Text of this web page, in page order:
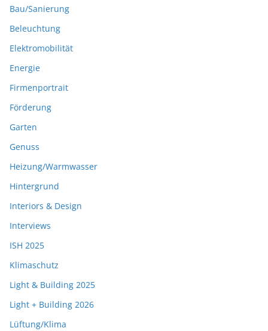
Bau/Sanierung
Beleuchtung
Elektromobilität
Energie
Firmenportrait
Förderung
Garten
Genuss
Heizung/Warmwasser
Hintergrund
Interiors & Design
Interviews
ISH 2025
Klimaschutz
Light & Building 2025
Light + Building 2026
Lüftung/Klima